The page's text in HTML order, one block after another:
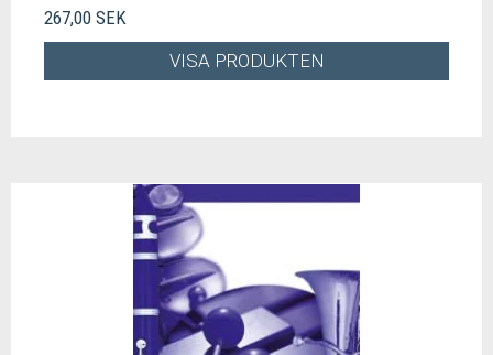
267,00 SEK
VISA PRODUKTEN